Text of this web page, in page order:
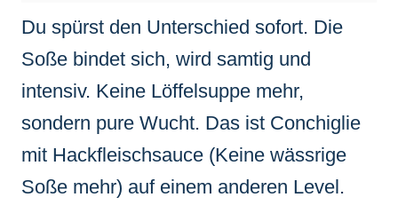
Du spürst den Unterschied sofort. Die
Soße bindet sich, wird samtig und
intensiv. Keine Löffelsuppe mehr,
sondern pure Wucht. Das ist Conchiglie
mit Hackfleischsauce (Keine wässrige
Soße mehr) auf einem anderen Level.